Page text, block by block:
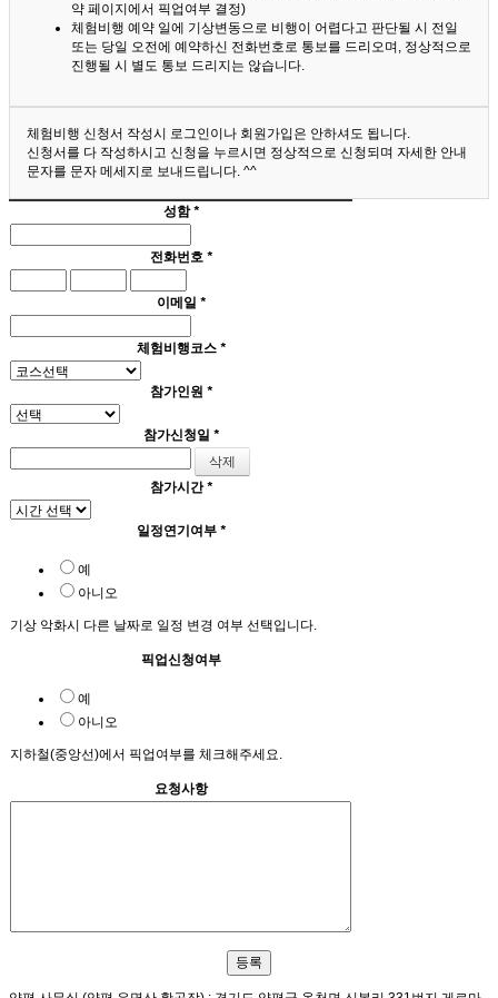
약 페이지에서 픽업여부 결정)
체험비행 예약 일에 기상변동으로 비행이 어렵다고 판단될 시 전일
또는 당일 오전에 예약하신 전화번호로 통보를 드리오며, 정상적으로
진행될 시 별도 통보 드리지는 않습니다.
체험비행 신청서 작성시 로그인이나 회원가입은 안하셔도 됩니다.
신청서를 다 작성하시고 신청을 누르시면 정상적으로 신청되며 자세한 안내
문자를 문자 메세지로 보내드립니다. ^^
성함*
전화번호 *
이메일 *
체험비행코스 *
참가인원 *
참가신청일 *
참가시간*
일정연기여부 *
예
아니오
기상 악화시 다른 날짜로 일정 변경 여부 선택입니다.
픽업신청여부
예
아니오
지하철(중앙선)에서 픽업여부를 체크해주세요.
요청사항